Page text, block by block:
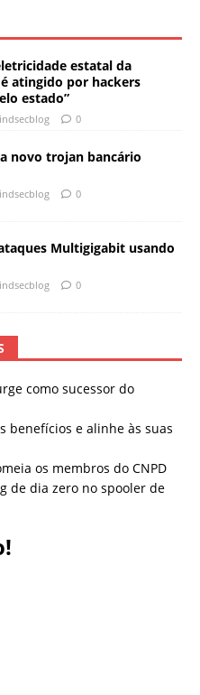
estatal da
atingido por hackers
estado”
0
novo trojan bancário
0
Multigigabit usando
0
como sucessor do
benefícios e alinhe às suas
os membros do CNPD
de dia zero no spooler de